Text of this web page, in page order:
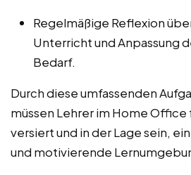
Regelmäßige Reflexion
Unterricht und Anpassung
Bedarf.
Durch diese umfassenden
müssen Lehrer im Home
versiert und in der Lage sein,
und motivierende